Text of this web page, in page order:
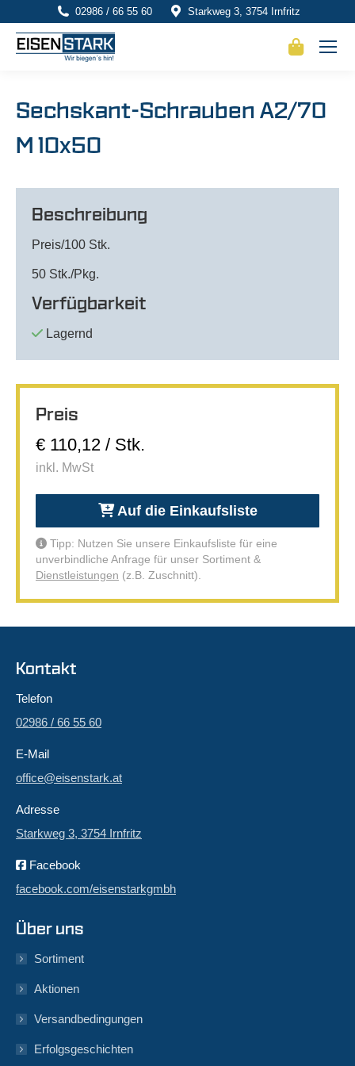
02986 / 66 55 60 Starkweg 3, 3754 Irnfritz
Sechskant-Schrauben A2/70
M 10x50
Beschreibung
Preis/100 Stk.
50 Stk./Pkg.
Verfügbarkeit
Lagernd
Preis
€ 110,12 / Stk.
inkl. MwSt
Auf die Einkaufsliste
Tipp: Nutzen Sie unsere Einkaufsliste für eine
unverbindliche Anfrage für unser Sortiment &
Dienstleistungen (z.B. Zuschnitt).
Kontakt
Telefon
02986 / 66 55 60
E-Mail
office@eisenstark.at
Adresse
Starkweg 3, 3754 Irnfritz
Facebook
facebook.com/eisenstarkgmbh
Über uns
Sortiment
Aktionen
Versandbedingungen
Erfolgsgeschichten